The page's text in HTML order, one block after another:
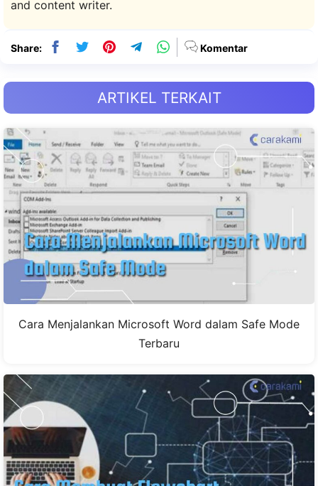
and content writer.
Share: Komentar
ARTIKEL TERKAIT
Cara Menjalankan Microsoft Word dalam Safe Mode
Terbaru